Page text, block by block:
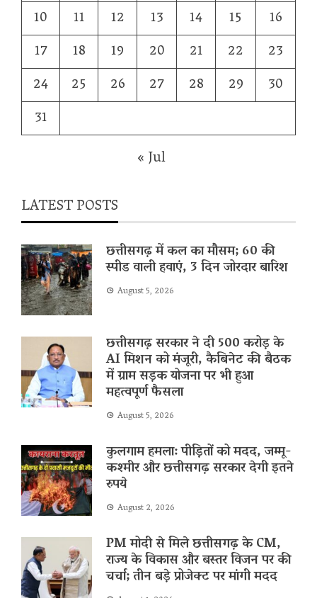
10
11 12 13 14 15
16
17
18 19 20 21 22
23
24
25 26 27 28 29
30
31
« Jul
LATEST POSTS
छत्तीसगढ़ में कल का मौसम; 60 की
स्पीड वाली हवाएं, 3 दिन जोरदार बारिश
August 5, 2026
छत्तीसगढ़ सरकार ने दी 500 करोड़ के
AI मिशन को मंजूरी, कैबिनेट की बैठक
में ग्राम सड़क योजना पर भी हुआ
महत्वपूर्ण फैसला
August 5, 2026
कुलगाम हमला: पीड़ितों को मदद, जम्मू-
कश्मीर और छत्तीसगढ़ सरकार देगी इतने
रुपये
August 2, 2026
PM मोदी से मिले छत्तीसगढ़ के CM,
राज्य के विकास और बस्तर विजन पर की
चर्चा; तीन बड़े प्रोजेक्ट पर मांगी मदद